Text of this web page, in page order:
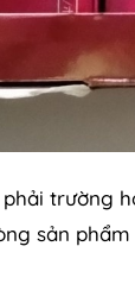
trường
sản